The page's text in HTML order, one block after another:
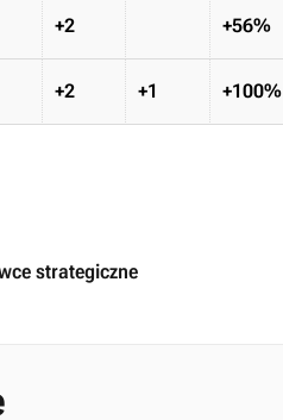
+2 +56%
+2 +1 +100%
strategiczne